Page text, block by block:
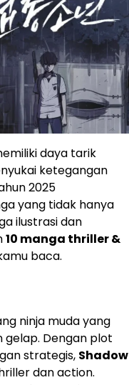
daya tarik
ketegangan
2025
yang tidak hanya
ilustrasi dan
10 manga thriller &
baca.
ninja muda yang
Dengan plot
strategis, Shadow
dan action.